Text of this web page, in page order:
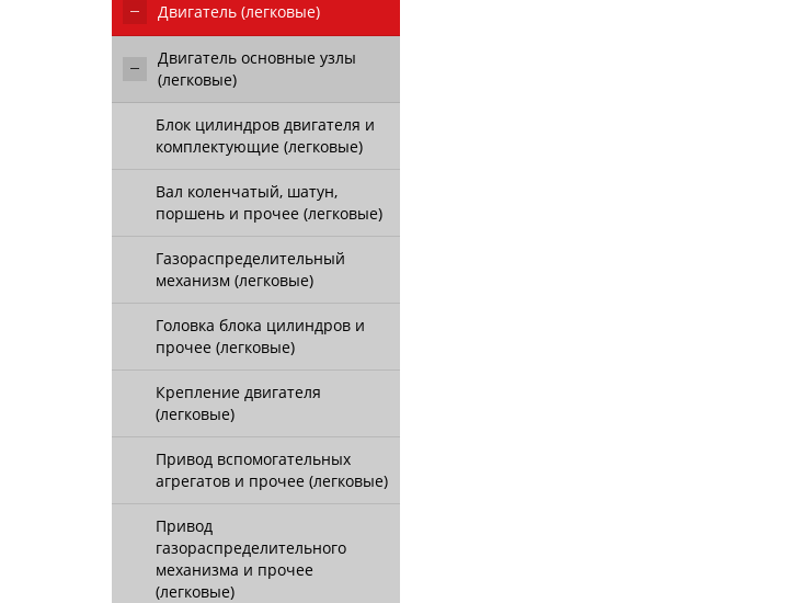
Двигатель (легковые)
Двигатель основные узлы
(легковые)
Блок цилиндров двигателя и
комплектующие (легковые)
Вал коленчатый, шатун,
поршень и прочее (легковые)
Газораспределительный
механизм (легковые)
Головка блока цилиндров и
прочее (легковые)
Крепление двигателя
(легковые)
Привод вспомогательных
агрегатов и прочее (легковые)
Привод
газораспределительного
механизма и прочее
(легковые)